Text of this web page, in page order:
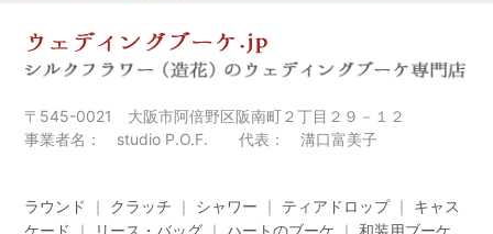
〒545-0021 大阪市阿倍野区阪南町２丁目２９－１２
事業者名： studio P.O.F. 代表： 溝口富美子
ラウンド ｜ クラッチ ｜ シャワー ｜ ティアドロップ｜ キャス